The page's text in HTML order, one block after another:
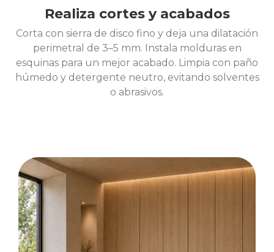
Realiza cortes y acabados
Corta con sierra de disco fino y deja una dilatación
perimetral de 3–5 mm. Instala molduras en
esquinas para un mejor acabado. Limpia con paño
húmedo y detergente neutro, evitando solventes
o abrasivos.